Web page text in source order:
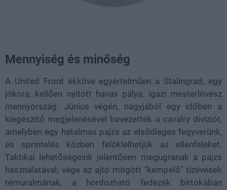
Mennyiség és minőség
A United Front ékköve egyértelműen a Stalingrad, egy
jókora, kellően nyitott havas pálya, igazi mesterlövész
mennyország. Június végén, nagyjából egy időben a
kiegészítő megjelenésével bevezették a cavalry divíziót,
amelyben egy hatalmas pajzs az elsődleges fegyverünk,
és sprintelés közben felöklelhetjük az ellenfeleket.
Taktikai lehetőségeink jelentősen megugranak a pajzs
használatával; vége az ajtó mögött "kempelő" tízévesek
rémuralmának, a hordozható fedezék birtokában